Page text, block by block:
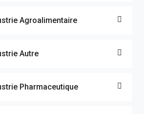
Agroalimentaire
Autre
Pharmaceutique